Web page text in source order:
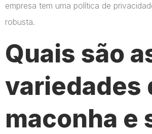
empresa tem uma política de
robusta.
Quais são
variedades
maconha e